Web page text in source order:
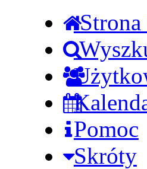
Strona
Pomoc
Skróty